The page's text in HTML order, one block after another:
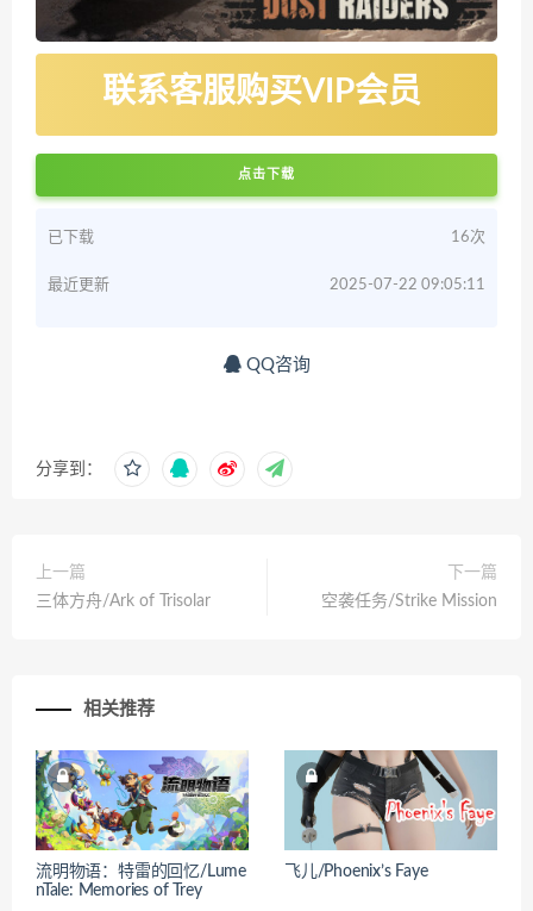
联系客服购买VIP会员
点击下载
已下载 16次
最近更新 2025-07-22 09:05:11
QQ咨询
分享到：
上一篇
三体方舟/Ark of Trisolar
下一篇
空袭任务/Strike Mission
相关推荐
流明物语：特雷的回忆/Lume
nTale: Memories of Trey
飞儿/Phoenix’s Faye